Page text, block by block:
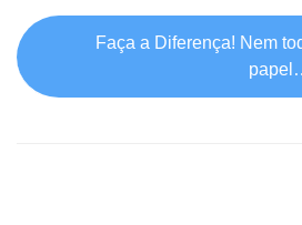
Faça a Diferença! Nem